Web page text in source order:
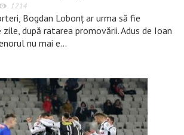
1214
Bogdan Lobonț ar urma să fie
după ratarea promovării. Adus de Ioan
nu mai e…